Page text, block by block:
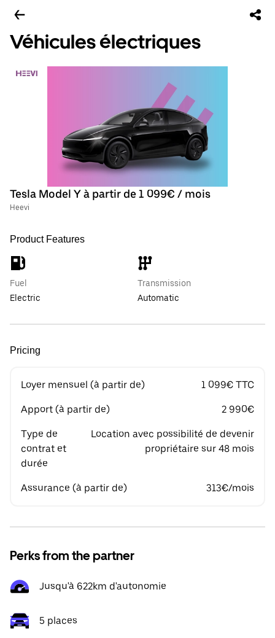
Véhicules électriques
Tesla Model Y à partir de 1 099€ / mois
Heevi
Product Features
Fuel
Electric
Transmission
Automatic
Pricing
Loyer mensuel (à partir de) 1 099€ TTC
Apport (à partir de) 2 990€
Type de
contrat et
durée
Location avec possibilité de devenir
propriétaire sur 48 mois
Assurance (à partir de) 313€/mois
Perks from the partner
Jusqu'à 622km d'autonomie
5 places